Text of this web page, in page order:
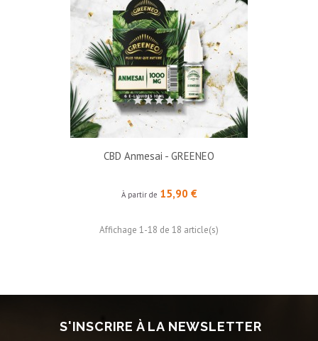
CBD Anmesai - GREENEO
À partir de 15,90 €Prix
Affichage 1-18 de 18 article(s)
S'INSCRIRE À LA NEWSLETTER